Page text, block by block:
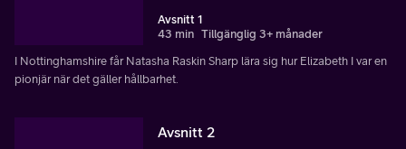
Avsnitt 1
43 min Tillgänglig 3+ månader
I Nottinghamshire får Natasha Raskin Sharp lära sig hur Elizabeth I var en
pionjär när det gäller hållbarhet.
Avsnitt 2